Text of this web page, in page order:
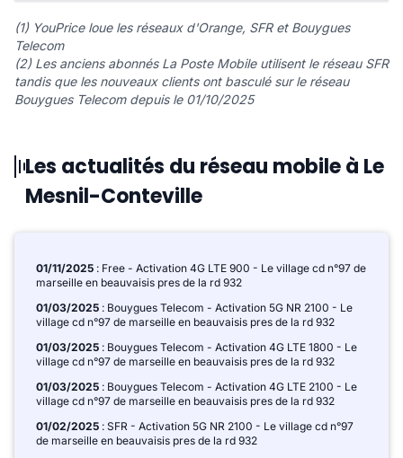
(1) YouPrice loue les réseaux d'Orange, SFR et Bouygues
Telecom
(2) Les anciens abonnés La Poste Mobile utilisent le réseau SFR
tandis que les nouveaux clients ont basculé sur le réseau
Bouygues Telecom depuis le 01/10/2025
Les actualités du réseau mobile à Le
Mesnil-Conteville
01/11/2025 : Free - Activation 4G LTE 900 - Le village cd n°97 de
marseille en beauvaisis pres de la rd 932
01/03/2025 : Bouygues Telecom - Activation 5G NR 2100 - Le
village cd n°97 de marseille en beauvaisis pres de la rd 932
01/03/2025 : Bouygues Telecom - Activation 4G LTE 1800 - Le
village cd n°97 de marseille en beauvaisis pres de la rd 932
01/03/2025 : Bouygues Telecom - Activation 4G LTE 2100 - Le
village cd n°97 de marseille en beauvaisis pres de la rd 932
01/02/2025 : SFR - Activation 5G NR 2100 - Le village cd n°97
de marseille en beauvaisis pres de la rd 932